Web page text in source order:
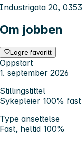
Industrigata 20,
Om jobben
Lagre favoritt
Oppstart
1. september 2026
Stillingstittel
Sykepleier 100% fast
Type ansettelse
Fast, heltid 100%